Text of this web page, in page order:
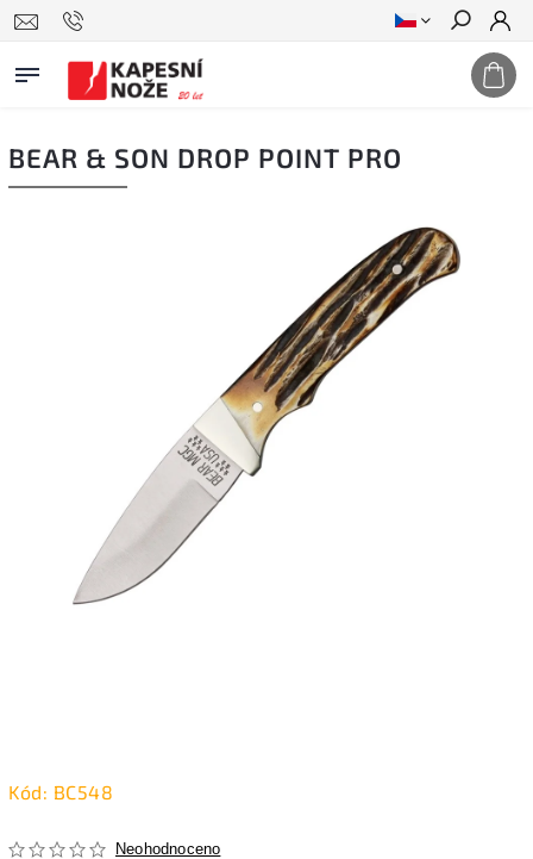
Hledat
BEAR & SON DROP POINT PRO
Kód: BC548
Neohodnoceno